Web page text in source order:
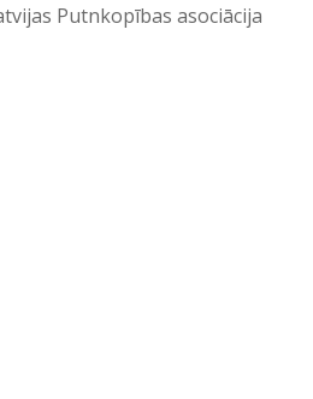
Putnkopības asociācija